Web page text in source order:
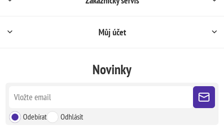
Můj účet
Novinky
Odebírat Odhlásit